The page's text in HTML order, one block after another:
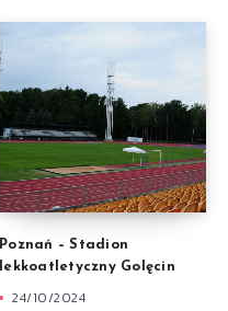
Poznań – Stadion
lekkoatletyczny Golęcin
24/10/2024